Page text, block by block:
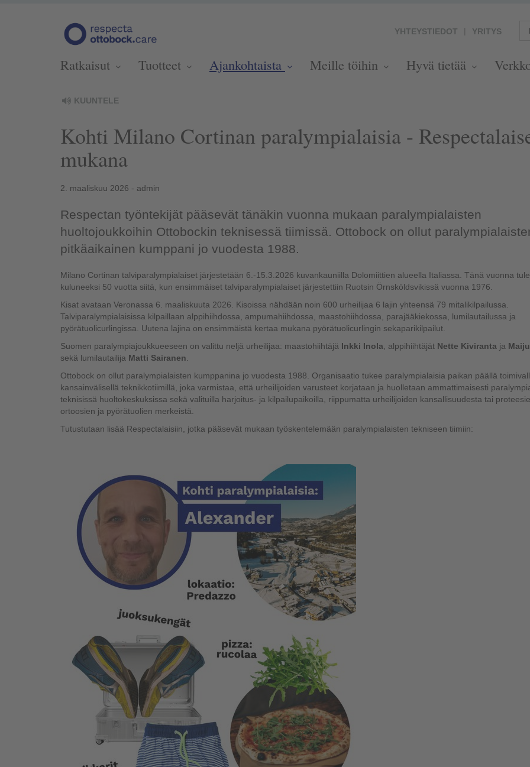
YHTEYSTIEDOT YRITYS
Ratkaisut Tuotteet Ajankohtaista Meille töihin Hyvä tietää
KUUNTELE
Kohti Milano Cortinan paralympialaisia -
mukana
2. maaliskuu 2026 - admin
Respectan työntekijät pääsevät tänäkin vuonna mukaan paralympialaisten
huoltojoukkoihin Ottobockin teknisessä tiimissä. Ottobock on ollut
pitkäaikainen kumppani jo vuodesta 1988.
Milano Cortinan talviparalympialaiset järjestetään 6.-15.3.2026 kuvankauniilla Dolomiittien alueella Italiassa. Tänä vuonna
kuluneeksi 50 vuotta siitä, kun ensimmäiset talviparalympialaiset järjestettiin Ruotsin Örnsköldsvikissä vuonna 1976.
Kisat avataan Veronassa 6. maaliskuuta 2026. Kisoissa nähdään noin 600 urheilijaa 6 lajin yhteensä 79 mitalikilpailussa.
Talviparalympialaisissa kilpaillaan alppihiihdossa, ampumahiihdossa, maastohiihdossa, parajääkiekossa, lumilautailussa ja
pyörätuolicurlingissa. Uutena lajina on ensimmäistä kertaa mukana pyörätuolicurlingin sekaparikilpailut.
Suomen paralympiajoukkueeseen on valittu neljä urheilijaa: maastohiihtäjä Inkki Inola , alppihiihtäjät Nette Kiviranta ja
sekä lumilautailija Matti Sairanen
Ottobock on ollut paralympialaisten kumppanina jo vuodesta 1988. Organisaatio tukee paralympialaisia paikan päällä
kansainvälisellä teknikkotiimillä, joka varmistaa, että urheilijoiden varusteet korjataan ja huolletaan ammattimaisesti
teknisissä huoltokeskuksissa sekä valituilla harjoitus- ja kilpailupaikoilla, riippumatta urheilijoiden kansallisuudesta tai
ortoosien ja pyörätuolien merkeistä.
Tutustutaan lisää Respectalaisiin, jotka pääsevät mukaan työskentelemään paralympialaisten tekniseen tiimiin: